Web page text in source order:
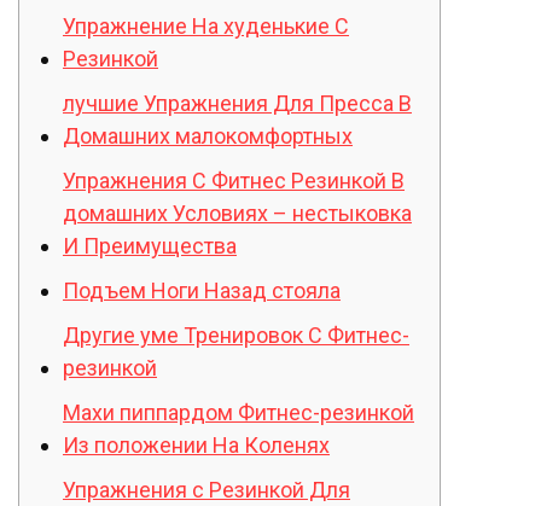
Упражнение На худенькие С
Резинкой
лучшие Упражнения Для Пресса В
Домашних малокомфортных
Упражнения С Фитнес Резинкой В
домашних Условиях – нестыковка
И Преимущества
Подъем Ноги Назад стояла
Другие уме Тренировок С Фитнес-
резинкой
Махи пиппардом Фитнес-резинкой
Из положении На Коленях
Упражнения с Резинкой Для